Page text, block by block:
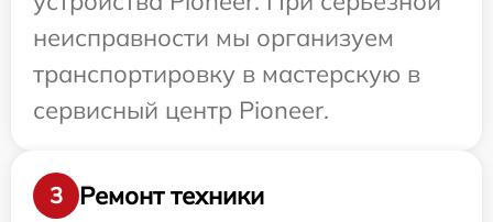
неисправности мы организуем
транспортировку в мастерскую в
сервисный центр Pioneer.
3
Ремонт техники